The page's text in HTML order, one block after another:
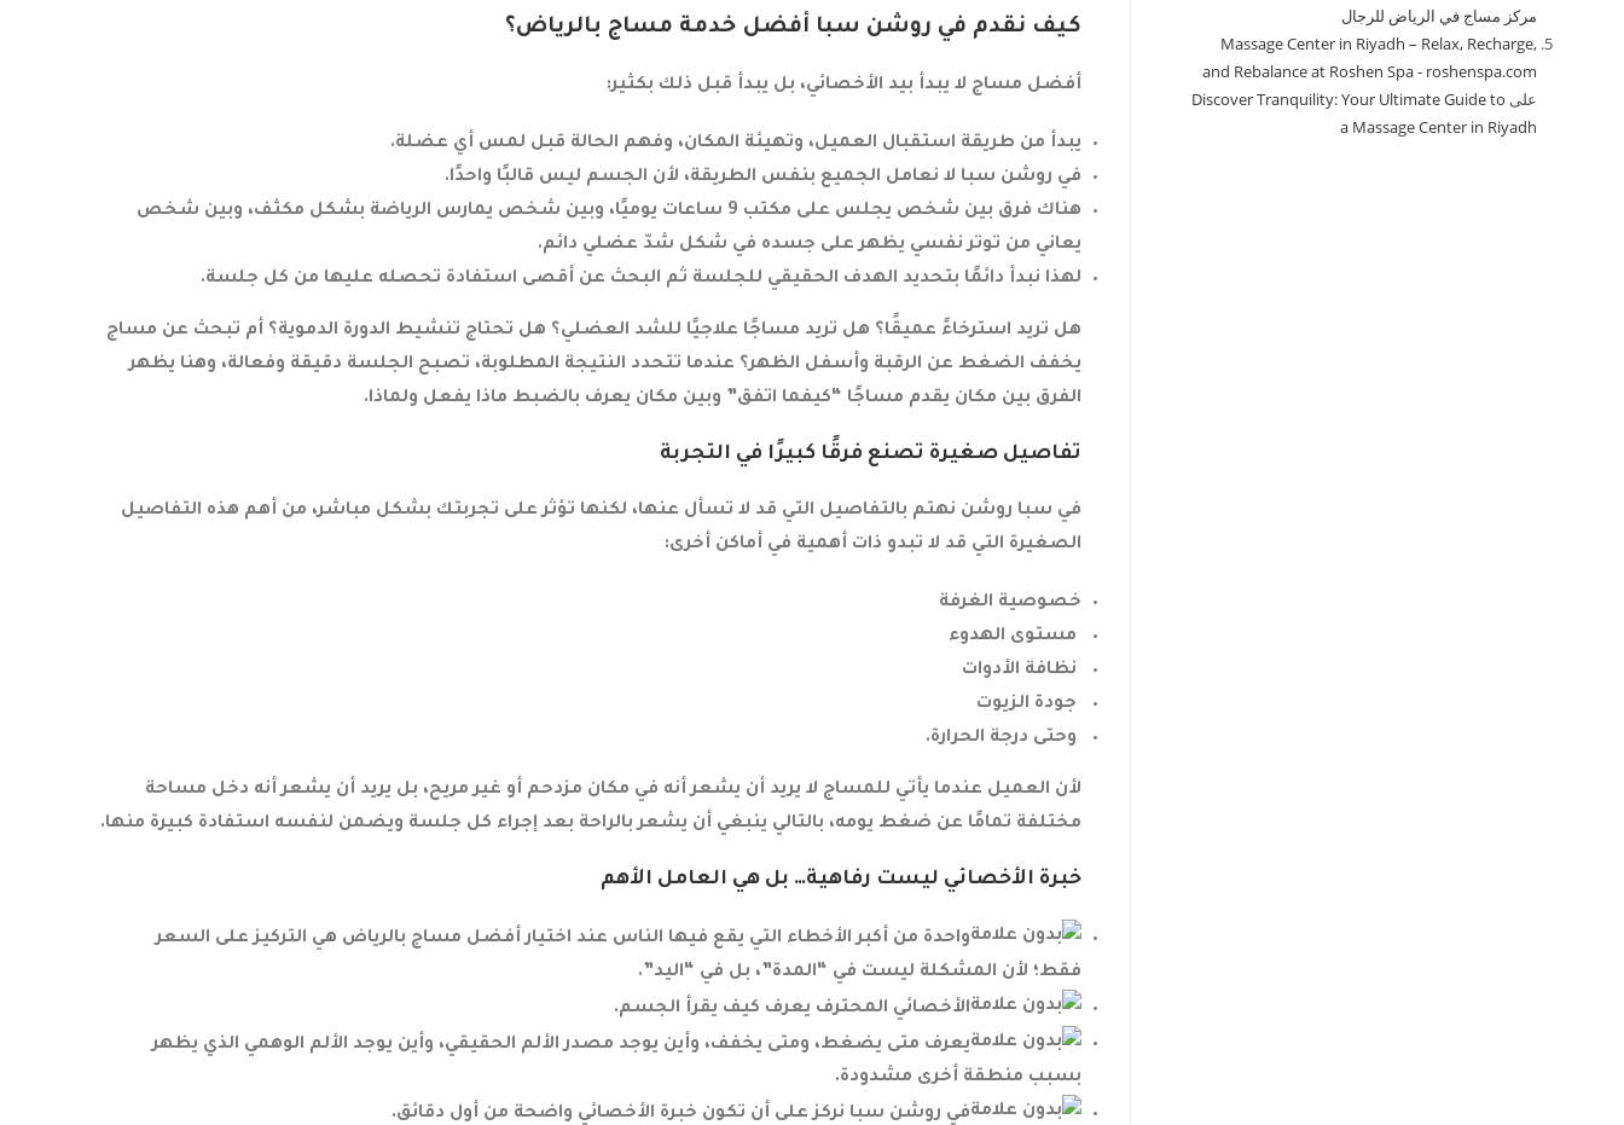
كيف نقدم في روشن سبا أفضل خدمة مساج بالرياض؟
أفضل مساج لا يبدأ بيد الأخصائي، بل يبدأ قبل ذلك بكثير:
يبدأ من طريقة استقبال العميل، وتهيئة المكان، وفهم الحالة قبل لمس أي عضلة.
في روشن سبا لا نعامل الجميع بنفس الطريقة، لأن الجسم ليس قالبًا واحدًا.
هناك فرق بين شخص يجلس على مكتب 9 ساعات يوميًا، وبين شخص يمارس الرياضة بشكل مكثف، وبين شخص
يعاني من توتر نفسي يظهر على جسده في شكل شدّ عضلي دائم.
لهذا نبدأ دائمًا بتحديد الهدف الحقيقي للجلسة ثم البحث عن أقصى استفادة تحصله عليها من كل جلسة.
هل تريد استرخاءً عميقًا؟ هل تريد مساجًا علاجيًا للشد العضلي؟ هل تحتاج تنشيط الدورة الدموية؟ أم تبحث عن مساج
يخفف الضغط عن الرقبة وأسفل الظهر؟ عندما تتحدد النتيجة المطلوبة، تصبح الجلسة دقيقة وفعالة، وهنا يظهر
الفرق بين مكان يقدم مساجًا “كيفما اتفق” وبين مكان يعرف بالضبط ماذا يفعل ولماذا.
تفاصيل صغيرة تصنع فرقًا كبيرًا في التجربة
في سبا روشن نهتم بالتفاصيل التي قد لا تسأل عنها، لكنها تؤثر على تجربتك بشكل مباشر، من أهم هذه التفاصيل
الصغيرة التي قد لا تبدو ذات أهمية في أماكن أخرى:
خصوصية الغرفة
مستوى الهدوء
نظافة الأدوات
جودة الزيوت
وحتى درجة الحرارة.
لأن العميل عندما يأتي للمساج لا يريد أن يشعر أنه في مكان مزدحم أو غير مريح، بل يريد أن يشعر أنه دخل مساحة
مختلفة تمامًا عن ضغط يومه، بالتالي ينبغي أن يشعر بالراحة بعد إجراء كل جلسة ويضمن لنفسه استفادة كبيرة منها.
خبرة الأخصائي ليست رفاهية… بل هي العامل الأهم
واحدة من أكبر الأخطاء التي يقع فيها الناس عند اختيار أفضل مساج بالرياض هي التركيز على السعر
فقط؛ لأن المشكلة ليست في “المدة”، بل في “اليد”.
الأخصائي المحترف يعرف كيف يقرأ الجسم.
يعرف متى يضغط، ومتى يخفف، وأين يوجد مصدر الألم الحقيقي، وأين يوجد الألم الوهمي الذي يظهر
بسبب منطقة أخرى مشدودة.
في روشن سبا نركز على أن تكون خبرة الأخصائي واضحة من أول دقائق.
مركز مساج في الرياض للرجال
Massage Center in Riyadh – Relax, Recharge,
and Rebalance at Roshen Spa - roshenspa.com
على Discover Tranquility: Your Ultimate Guide to
a Massage Center in Riyadh